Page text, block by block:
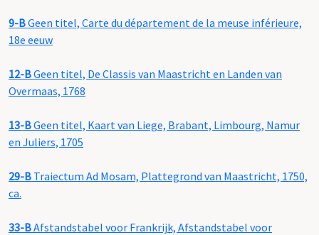
9-BGeen titel, Carte du département de la meuse inférieure,
18e eeuw
12-BGeen titel, De Classis van Maastricht en Landen van
Overmaas, 1768
13-BGeen titel, Kaart van Liege, Brabant, Limbourg, Namur
en Juliers, 1705
29-B Traiectum Ad Mosam, Plattegrond van Maastricht, 1750,
ca.
33-BAfstandstabel voor Frankrijk, Afstandstabel voor